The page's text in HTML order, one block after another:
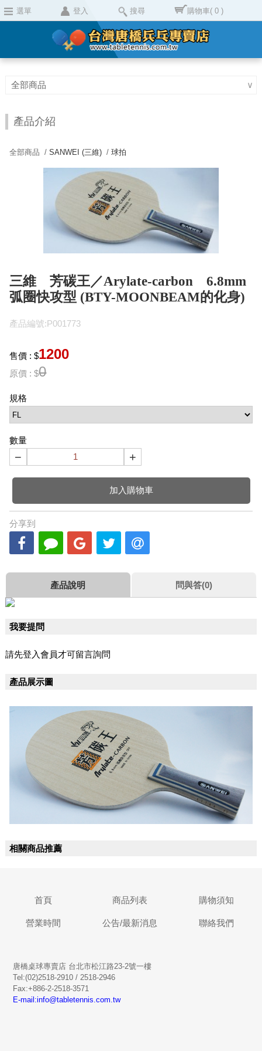
選單 登入 搜尋 購物車( 0 )
全部商品 ∨
產品介紹
全部商品 /SANWEI (三維) /球拍
三維 芳碳王／Arylate-carbon 6.8mm
弧圈快攻型 (BTY-MOONBEAM的化身)
產品編號:P001773
售價 : $1200
原價 : $0
規格
數量
− +
加入購物車
分享到
產品說明 問與答(0)
我要提問
請先登入會員才可留言詢問
產品展示圖
相關商品推薦
首頁 商品列表 購物須知
營業時間 公告/最新消息 聯絡我們
唐橋桌球專賣店 台北市松江路23-2號一樓
Tel:(02)2518-2910 / 2518-2946
Fax:+886-2-2518-3571
E-mail:info@tabletennis.com.tw